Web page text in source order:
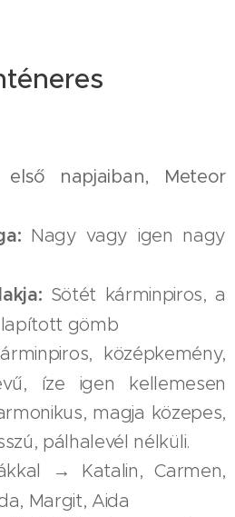
napjaiban, Meteor
Nagy vagy igen nagy
Sötét kárminpiros, a
lapított gömb
középkemény,
íze igen kellemesen
magja közepes,
pálhalevél nélküli.
→ Katalin, Carmen,
Margit, Aida